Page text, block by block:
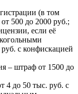
(в том
500 до 2000 руб.;
если её
с конфискацией
– штраф от 1500 до
4 до 50 тыс. руб. с